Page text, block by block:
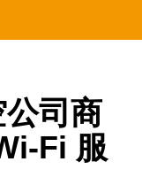
司商
Fi 服